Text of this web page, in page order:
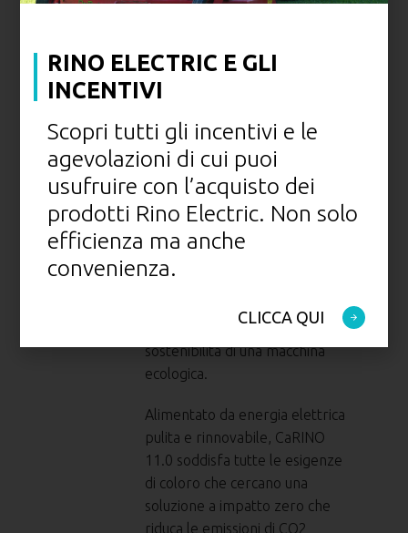
Rino Electric
CaRINO 11.0
perfettamente l’efficienza di un
veicolo professionale a
sostenibilità di una macchina
ecologica.
Alimentato da energia elettrica
pulita e rinnovabile, CaRINO
11.0 soddisfa tutte le esigenze
di coloro che cercano una
soluzione a impatto zero che
riduca le emissioni di CO2
RINO ELECTRIC E GLI
INCENTIVI
Scopri tutti gli incentivi e le
agevolazioni di cui puoi
usufruire con l’acquisto dei
prodotti Rino Electric. Non solo
efficienza ma anche
convenienza.
CLICCA QUI